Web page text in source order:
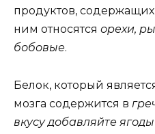
продуктов,
ним относятся орехи,
бобовые.
Белок, который
мозга содержится в
вкусу добавляйте